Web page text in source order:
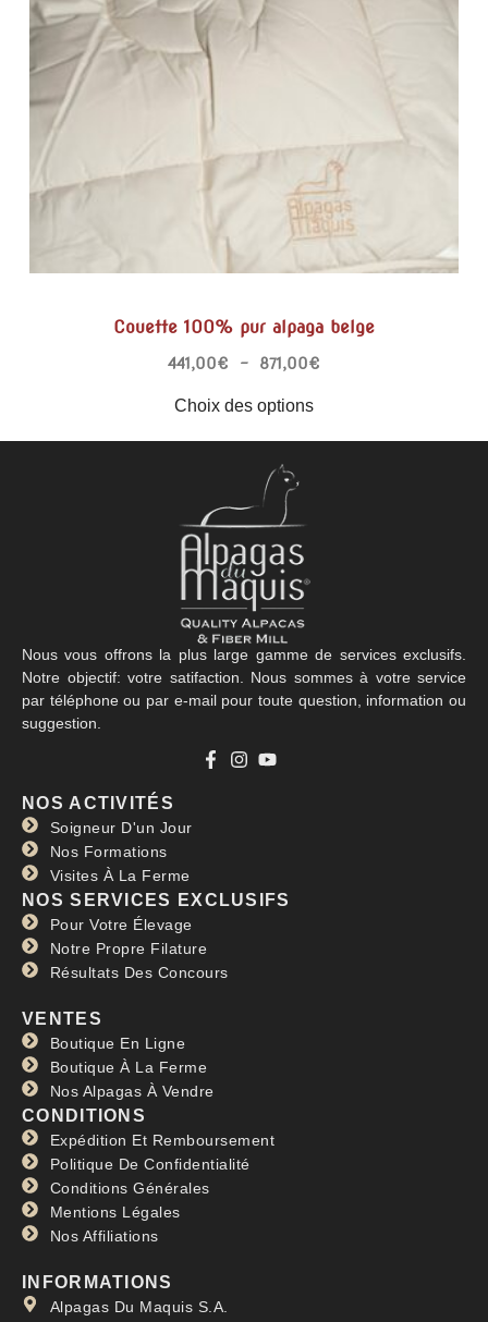
Couette 100% pur alpaga belge
441,00€ – 871,00€
Choix des options
Nous vous offrons la plus large gamme de services exclusifs.
Notre objectif: votre satifaction. Nous sommes à votre service
par téléphone ou par e-mail pour toute question, information ou
suggestion.
NOS ACTIVITÉS
Soigneur D'un Jour
Nos Formations
Visites À La Ferme
NOS SERVICES EXCLUSIFS
Pour Votre Élevage
Notre Propre Filature
Résultats Des Concours
VENTES
Boutique En Ligne
Boutique À La Ferme
Nos Alpagas À Vendre
CONDITIONS
Expédition Et Remboursement
Politique De Confidentialité
Conditions Générales
Mentions Légales
Nos Affiliations
INFORMATIONS
Alpagas Du Maquis S.A.